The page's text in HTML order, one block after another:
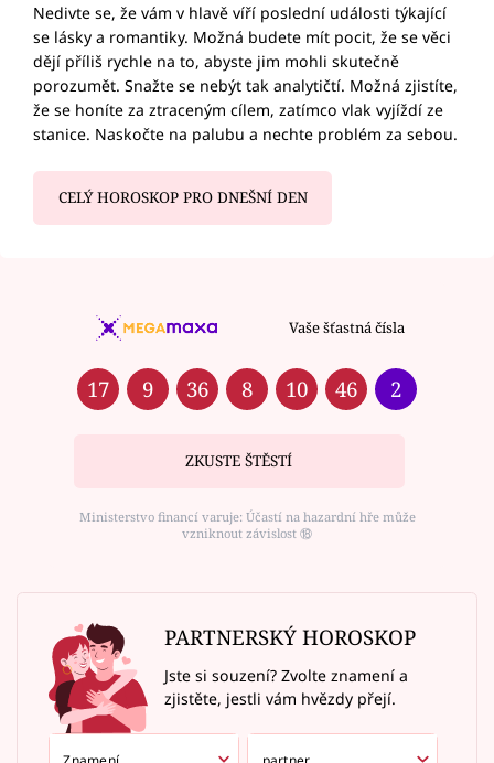
Nedivte se, že vám v hlavě víří poslední události týkající
se lásky a romantiky. Možná budete mít pocit, že se věci
dějí příliš rychle na to, abyste jim mohli skutečně
porozumět. Snažte se nebýt tak analytičtí. Možná zjistíte,
že se honíte za ztraceným cílem, zatímco vlak vyjíždí ze
stanice. Naskočte na palubu a nechte problém za sebou.
CELÝ HOROSKOP PRO DNEŠNÍ DEN
Vaše šťastná čísla
17 9 36 8 10 46 2
ZKUSTE ŠTĚSTÍ
Ministerstvo financí varuje: Účastí na hazardní hře může
vzniknout závislost ⑱
PARTNERSKÝ HOROSKOP
Jste si souzení? Zvolte znamení a
zjistěte, jestli vám hvězdy přejí.